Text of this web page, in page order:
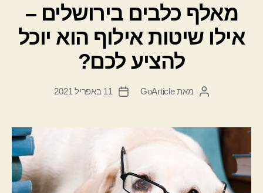
מאלף כלבים בירושלים –
אילו שיטות אילוף הוא יוכל
להציע לכם?
המחבר
מאתGoArticle
תאריך
11 באפריל 2021